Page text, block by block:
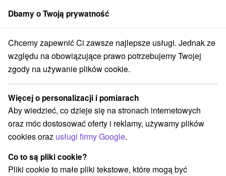
członek grupySorger
Slovensko Žilinský kraj Ružomberok Obrovo Ružomberok
Obrovo Ružomberok
Wyświetl stronę internetową Przejdź do
+421 911 294 734 info@obrovo.sk
Facebook
Dbamy o Twoją prywatność
Chcemy zapewnić Ci zawsze najlepsze usługi. Jednak ze
względu na obowiązujące prawo potrzebujemy Twojej
zgody na używanie plików cookie.
Więcej o personalizacji i pomiarach
Aby wiedzieć, co dzieje się na stronach internetowych
oraz móc dostosować oferty i reklamy, używamy plików
cookies oraz usługi firmy Google.
Co to są pliki cookie?
Pliki cookie to małe pliki tekstowe, które mogą być